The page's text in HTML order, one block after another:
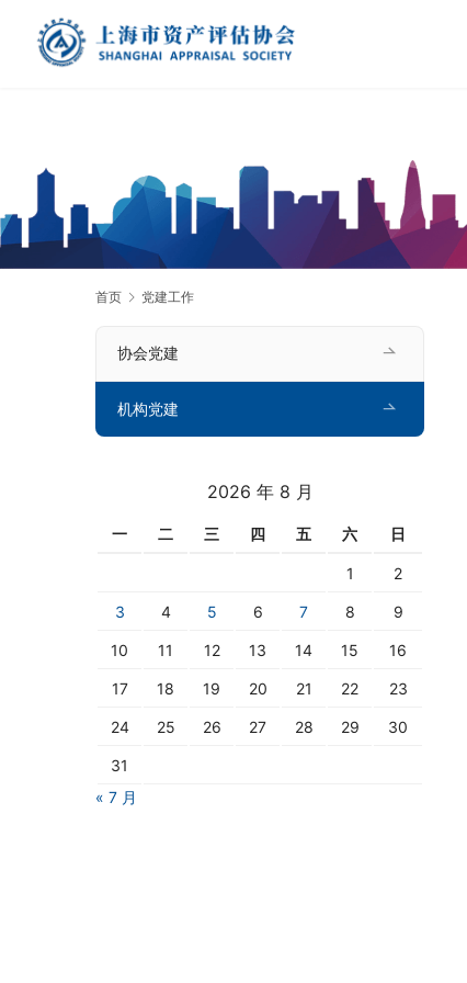
首页 党建工作
协会党建
机构党建
2026 年 8 月
一 二 三 四 五 六 日
1 2
3 4 5 6 7 8 9
10 11 12 13 14 15 16
17 18 19 20 21 22 23
24 25 26 27 28 29 30
31
« 7 月